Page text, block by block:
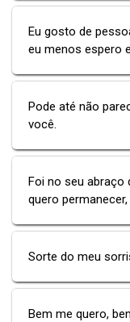
Eu gosto de
eu menos espero
Pode até não
você.
Foi no seu abraço
quero
Sorte do meu
Bem me quero,